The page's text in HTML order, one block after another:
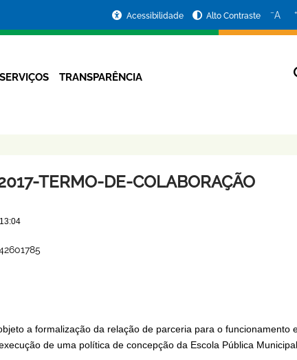
Acessibilidade Alto Contraste −A +
SERVIÇOS TRANSPARÊNCIA
TERMO-DE-COLABORAÇÃO
a formalização da relação de parceria para o funcionamento
de uma política de concepção da Escola Pública